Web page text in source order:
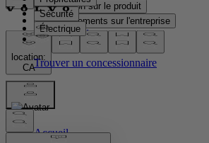
Information sur le produit
Renseignements sur l'entreprise
Contacts médias
location:
CA
Images
Accueil